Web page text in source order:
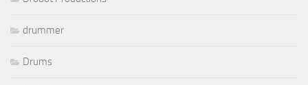
drummer
Drums